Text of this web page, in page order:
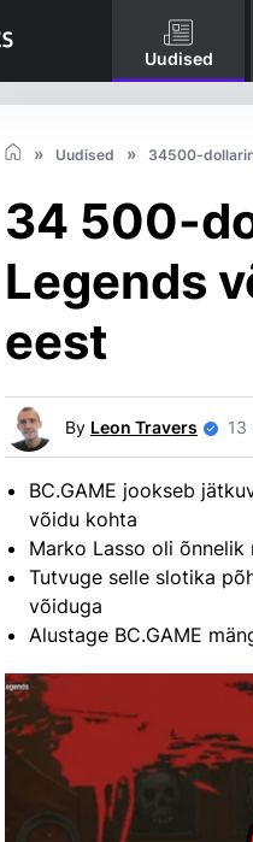
Uudised
Uudised 34500-
34 500-
Legends
eest
By Leon Travers 13
BC.GAME jookseb
võidu kohta
Marko Lasso oli
Tutvuge selle slotika
võiduga
Alustage BC.GAME